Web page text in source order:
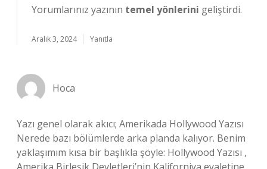
Yorumlarınız yazının temel yönlerini geliştirdi.
Aralık 3, 2024 Yanıtla
Hoca
Yazı genel olarak akıcı; Amerikada Hollywood Yazısı
Nerede bazı bölümlerde arka planda kalıyor. Benim
yaklaşımım kısa bir başlıkla şöyle: Hollywood Yazısı ,